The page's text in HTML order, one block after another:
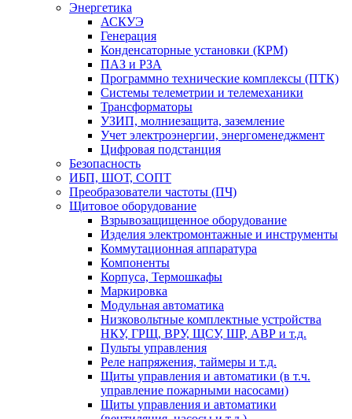
Энергетика
АСКУЭ
Генерация
Конденсаторные установки (КРМ)
ПАЗ и РЗА
Программно технические комплексы (ПТК)
Системы телеметрии и телемеханики
Трансформаторы
УЗИП, молниезащита, заземление
Учет электроэнергии, энергоменеджмент
Цифровая подстанция
Безопасность
ИБП, ШОТ, СОПТ
Преобразователи частоты (ПЧ)
Щитовое оборудование
Взрывозащищенное оборудование
Изделия электромонтажные и инструменты
Коммутационная аппаратура
Компоненты
Корпуса, Термошкафы
Маркировка
Модульная автоматика
Низковольтные комплектные устройства
НКУ, ГРЩ, ВРУ, ЩСУ, ШР, АВР и т.д.
Пульты управления
Реле напряжения, таймеры и т.д.
Щиты управления и автоматики (в т.ч.
управление пожарными насосами)
Щиты управления и автоматики